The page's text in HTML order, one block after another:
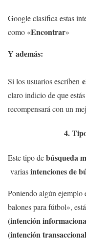
Google clasifica estas
como «Encontrar»
Y además:
Si los usuarios escriben
claro indicio de que
recompensará con un
4.
Este tipo debúsqueda
variasintenciones de
Poniendo algún ejemplo
balones para fútbol»,
(intención
(intención